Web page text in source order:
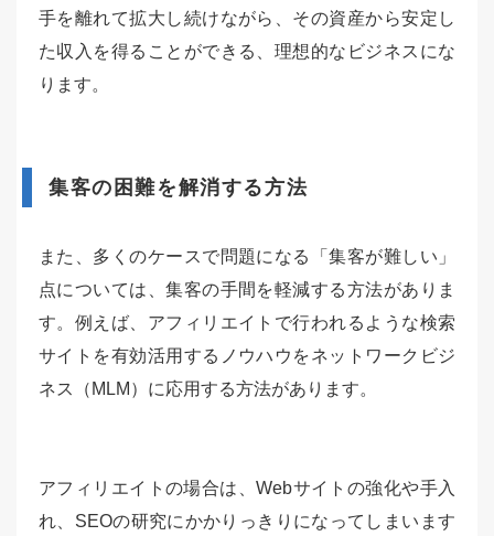
手を離れて拡大し続けながら、その資産から安定し
た収入を得ることができる、理想的なビジネスにな
ります。
集客の困難を解消する方法
また、多くのケースで問題になる「集客が難しい」
点については、集客の手間を軽減する方法がありま
す。例えば、アフィリエイトで行われるような検索
サイトを有効活用するノウハウをネットワークビジ
ネス（MLM）に応用する方法があります。
アフィリエイトの場合は、Webサイトの強化や手入
れ、SEOの研究にかかりっきりになってしまいます